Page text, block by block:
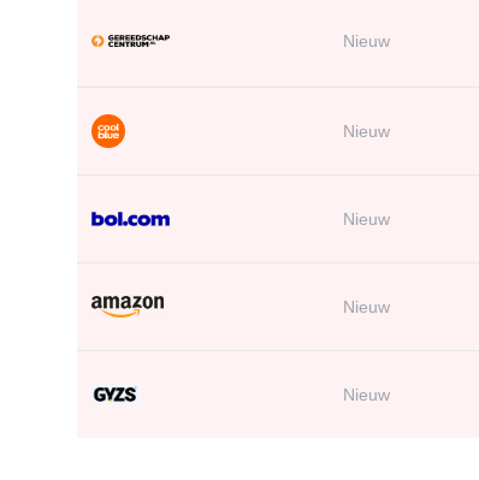
Nieuw
Nieuw
Nieuw
Nieuw
Nieuw